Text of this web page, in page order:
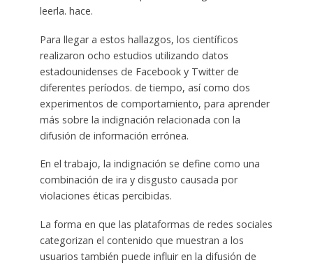
leerla. hace.
Para llegar a estos hallazgos, los científicos
realizaron ocho estudios utilizando datos
estadounidenses de Facebook y Twitter de
diferentes períodos. de tiempo, así como dos
experimentos de comportamiento, para aprender
más sobre la indignación relacionada con la
difusión de información errónea.
En el trabajo, la indignación se define como una
combinación de ira y disgusto causada por
violaciones éticas percibidas.
La forma en que las plataformas de redes sociales
categorizan el contenido que muestran a los
usuarios también puede influir en la difusión de